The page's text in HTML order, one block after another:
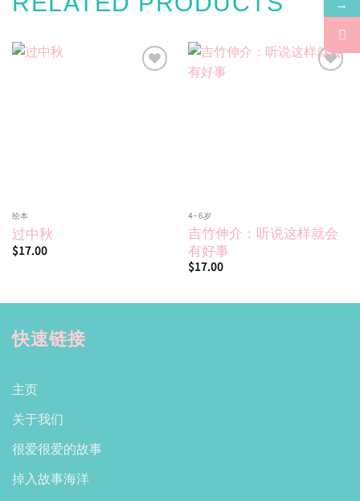
绘本
过中秋
$17.00
4~6岁
吉竹伸介：听说这样就会
有好事
$17.00
快速链接
主页
关于我们
很爱很爱的故事
掉入故事海洋
→